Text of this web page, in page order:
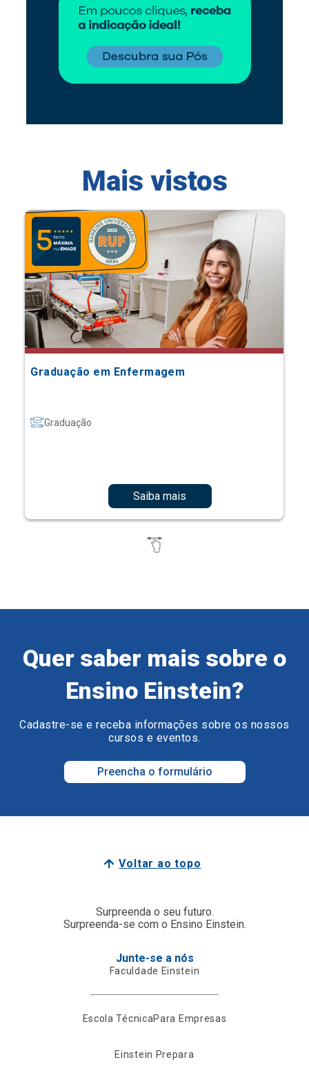
Mais vistos
Graduação em Enfermagem
Graduação
Saiba mais
Quer saber mais sobre o
Ensino Einstein?
Cadastre-se e receba informações sobre os nossos
cursos e eventos.
Preencha o formulário
Voltar ao topo
Surpreenda o seu futuro.
Surpreenda-se com o Ensino Einstein.
Junte-se a nós
Faculdade Einstein
Escola TécnicaPara Empresas
Einstein Prepara